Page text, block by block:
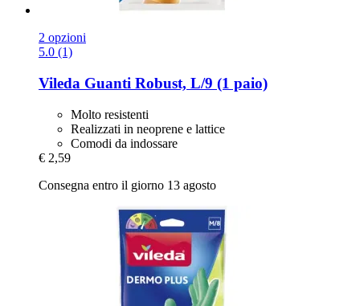
2 opzioni
5.0 (1)
Vileda Guanti Robust, L/9 (1 paio)
Molto resistenti
Realizzati in neoprene e lattice
Comodi da indossare
€ 2,59
Consegna entro il giorno 13 agosto